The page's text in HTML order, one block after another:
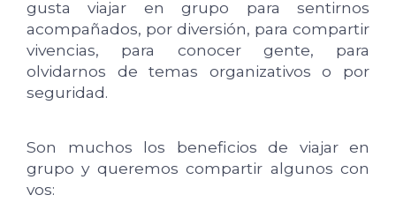
gusta viajar en grupo para sentirnos
acompañados, por diversión, para compartir
vivencias, para conocer gente, para
olvidarnos de temas organizativos o por
seguridad.
Son muchos los beneficios de viajar en
grupo y queremos compartir algunos con
vos: